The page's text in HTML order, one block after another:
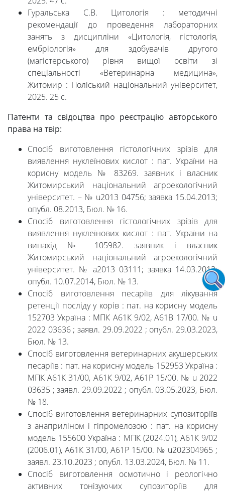
Гуральська С.В. Цитологія : методичні
рекомендації до проведення лабораторних
занять з дисципліни «Цитологія, гістологія,
ембріологія» для здобувачів другого
(магістерського) рівня вищої освіти зі
спеціальності «Ветеринарна медицина»,
Житомир : Поліський національний університет,
2025. 25 с.
Патенти та свідоцтва про реєстрацію авторського
права на твір:
Спосіб виготовлення гістологічних зрізів для
виявлення нуклеїнових кислот : пат. України на
корисну модель № 83269. заявник і власник
Житомирський національний агроекологічний
університет. – № u2013 04756; заявка 15.04.2013;
опубл. 08.2013, Бюл. № 16.
Спосіб виготовлення гістологічних зрізів для
виявлення нуклеїнових кислот : пат. України на
винахід № 105982. заявник і власник
Житомирський національний агроекологічний
університет. № а2013 03111; заявка 14.03.2013;
опубл. 10.07.2014, Бюл. № 13.
Спосіб виготовлення песаріїв для лікування
ретенції посліду у корів : пат. на корисну модель
152703 Україна : МПК А61К 9/02, А61B 17/00. № u
2022 03636 ; заявл. 29.09.2022 ; опубл. 29.03.2023,
Бюл. № 13.
Спосіб виготовлення ветеринарних акушерських
песаріїв : пат. на корисну модель 152953 Україна :
МПК А61К 31/00, А61К 9/02, A61P 15/00. № u 2022
03635 ; заявл. 29.09.2022 ; опубл. 03.05.2023, Бюл.
№ 18.
Спосіб виготовлення ветеринарних супозиторіїв
з анаприліном і гіпромелозою : пат. на корисну
модель 155600 Україна : МПК (2024.01), А61К 9/02
(2006.01), А61К 31/00, А61Р 15/00. № u202304965 ;
заявл. 23.10.2023 ; опубл. 13.03.2024, Бюл. № 11.
Спосіб виготовлення осмотично і реологічно
активних тонізуючих супозиторіїв для